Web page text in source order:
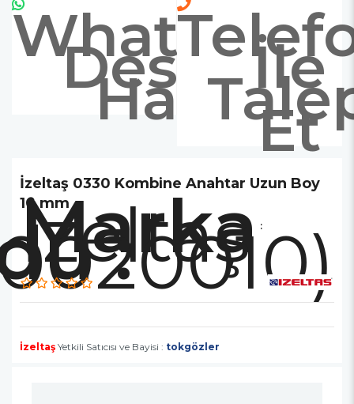
Whatsapp
Destek
Hattıİle
Et
İzeltaş 0330 Kombine Anahtar Uzun Boy
10 mm
Marka :
İzeltaş
İzeltaş Yetkili Satıcısı ve Bayisi : tokgözler